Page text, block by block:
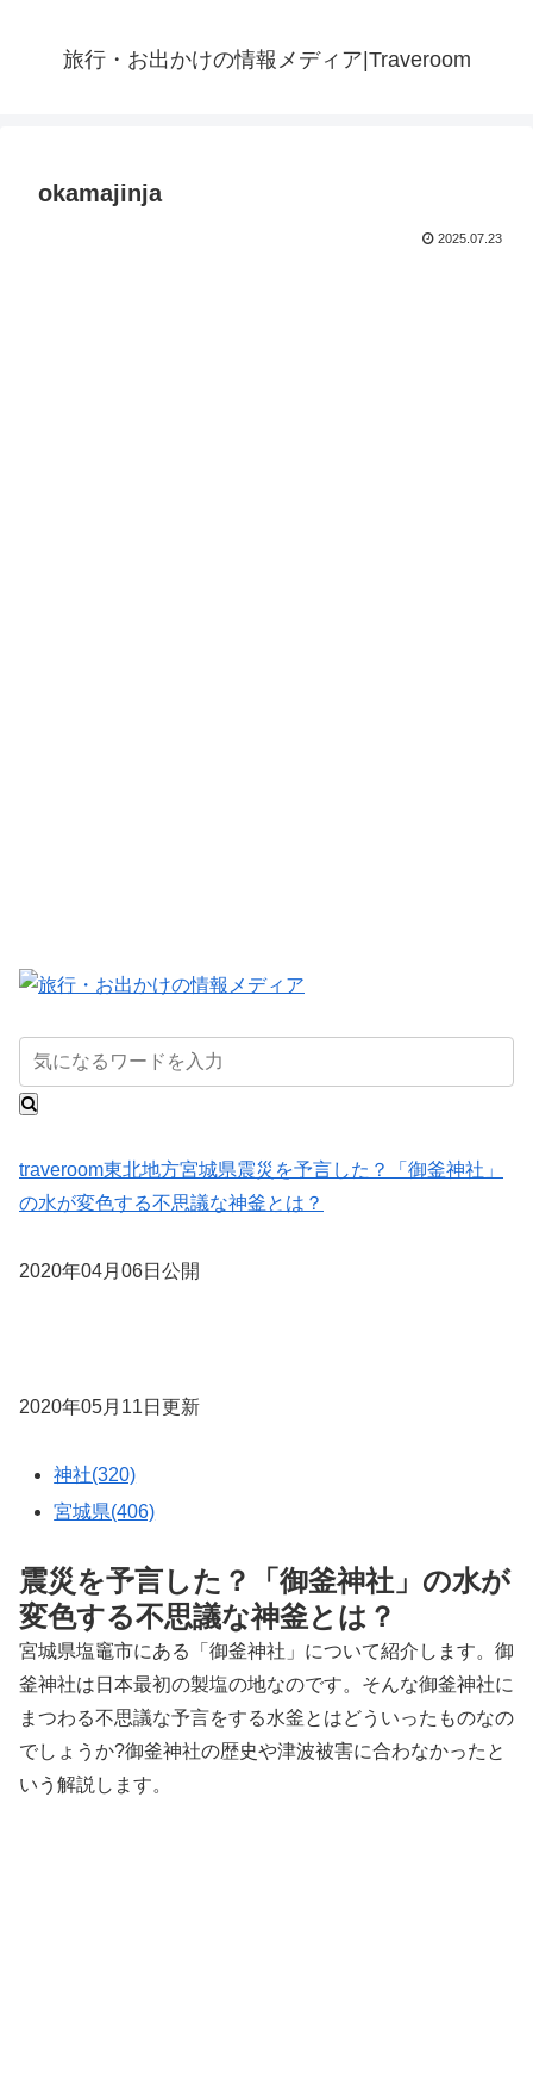
旅行・お出かけの情報メディア|Traveroom
okamajinja
2025.07.23
traveroom東北地方宮城県震災を予言した？「御釜神社」
の水が変色する不思議な神釜とは？
2020年04月06日公開
2020年05月11日更新
神社(320)
宮城県(406)
震災を予言した？「御釜神社」の水が
変色する不思議な神釜とは？
宮城県塩竈市にある「御釜神社」について紹介します。御
釜神社は日本最初の製塩の地なのです。そんな御釜神社に
まつわる不思議な予言をする水釜とはどういったものなの
でしょうか?御釜神社の歴史や津波被害に合わなかったと
いう解説します。